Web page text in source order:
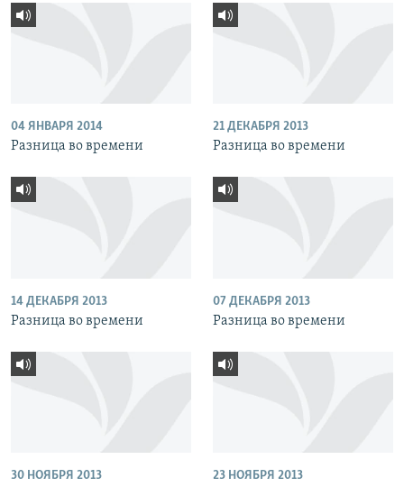
04 ЯНВАРЯ 2014
Разница во времени
21 ДЕКАБРЯ 2013
Разница во времени
14 ДЕКАБРЯ 2013
Разница во времени
07 ДЕКАБРЯ 2013
Разница во времени
30 НОЯБРЯ 2013 23 НОЯБРЯ 2013